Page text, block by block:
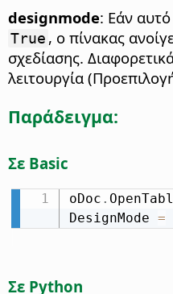
designmode: Εάν αυτό
True , ο πίνακας
σχεδίασης.
λειτουργία
Παράδειγμα:
Σε Basic
oDoc .
DesignMode =
Σε Python